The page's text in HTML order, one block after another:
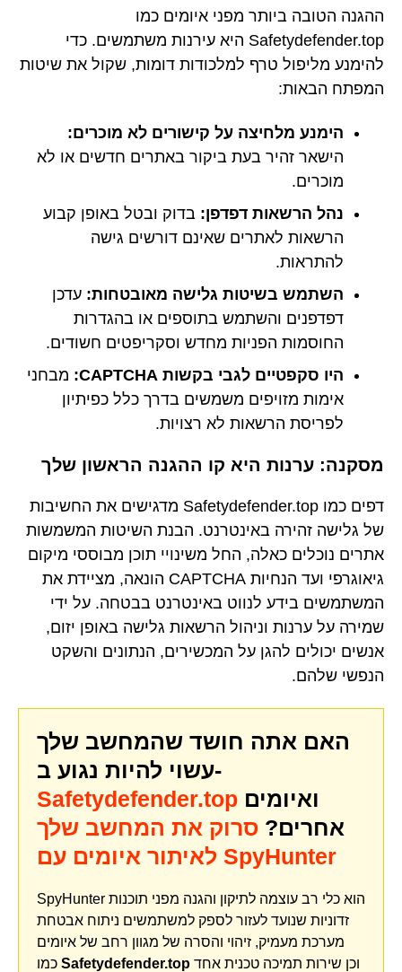
ההגנה הטובה ביותר מפני איומים כמו
Safetydefender.top היא עירנות משתמשים. כדי
להימנע מליפול טרף למלכודות דומות, שקול את שיטות
המפתח הבאות:
הימנע מלחיצה על קישורים לא מוכרים:
הישאר זהיר בעת ביקור באתרים חדשים או לא
מוכרים.
נהל הרשאות דפדפן: בדוק ובטל באופן קבוע
הרשאות לאתרים שאינם דורשים גישה
להתראות.
השתמש בשיטות גלישה מאובטחות: עדכן
דפדפנים והשתמש בתוספים או בהגדרות
החוסמות הפניות מחדש וסקריפטים חשודים.
היו סקפטיים לגבי בקשות CAPTCHA:
מבחני
אימות מזויפים משמשים בדרך כלל כפיתיון
לפריסת הרשאות לא רצויות.
מסקנה: ערנות היא קו ההגנה הראשון שלך
דפים כמו Safetydefender.top מדגישים את החשיבות
של גלישה זהירה באינטרנט. הבנת השיטות המשמשות
אתרים נוכלים כאלה, החל משינויי תוכן מבוססי מיקום
גיאוגרפי ועד הנחיות CAPTCHA הונאה, מציידת את
המשתמשים בידע לנווט באינטרנט בבטחה. על ידי
שמירה על ערנות וניהול הרשאות גלישה באופן יזום,
אנשים יכולים להגן על המכשירים, הנתונים והשקט
הנפשי שלהם.
האם אתה חושד שהמחשב שלך
עשוי להיות נגוע ב-
Safetydefender.top
אחרים? סרוק את המחשב שלך
לאיתור איומים עם SpyHunter
SpyHunter הוא כלי רב עוצמה לתיקון והגנה מפני תוכנות
זדוניות שנועד לעזור לספק למשתמשים ניתוח אבטחת
מערכת מעמיק, זיהוי והסרה של מגוון רחב של איומים
Safetydefender.top